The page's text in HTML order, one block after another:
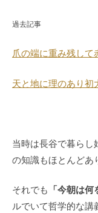
過去記事
爪の端に重み残して
天と地に理のあり初
当時は長谷で暮ら
の知識もほとんどあ
それでも 「今朝は
ルでいて哲学的な講